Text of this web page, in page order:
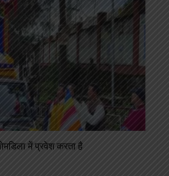
में प्रवेश करता है